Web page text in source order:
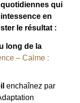
qui
en
le résultat :
long de la
– Calme :
enchaînez par